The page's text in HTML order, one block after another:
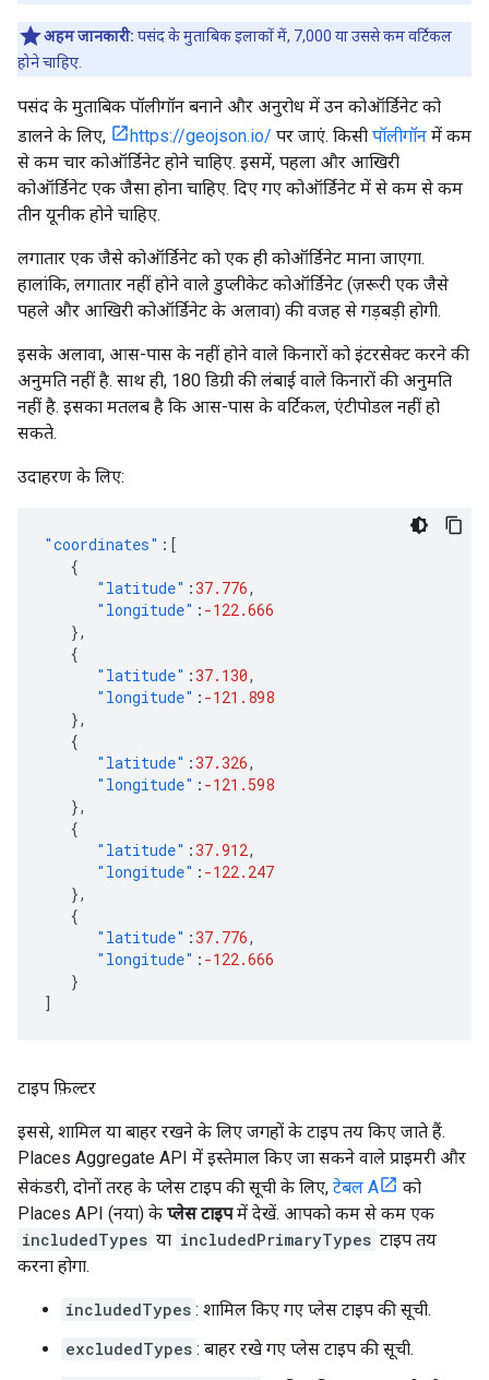
अहम जानकारी: पसंद के मुताबिक इलाकों में, 7,000 या उससे कम वर्टिकल
होने चाहिए.
पसंद के मुताबिक पॉलीगॉन बनाने और अनुरोध में उन कोऑर्डिनेट को
डालने के लिए,
https://geojson.io/ पर जाएं. किसी पॉलीगॉन में कम
से कम चार कोऑर्डिनेट होने चाहिए. इसमें, पहला और आखिरी
कोऑर्डिनेट एक जैसा होना चाहिए. दिए गए कोऑर्डिनेट में से कम से कम
तीन यूनीक होने चाहिए.
लगातार एक जैसे कोऑर्डिनेट को एक ही कोऑर्डिनेट माना जाएगा.
हालांकि, लगातार नहीं होने वाले डुप्लीकेट कोऑर्डिनेट (ज़रूरी एक जैसे
पहले और आखिरी कोऑर्डिनेट के अलावा) की वजह से गड़बड़ी होगी.
इसके अलावा, आस-पास के नहीं होने वाले किनारों को इंटरसेक्ट करने की
अनुमति नहीं है. साथ ही, 180 डिग्री की लंबाई वाले किनारों की अनुमति
नहीं है. इसका मतलब है कि आस-पास के वर्टिकल, एंटीपोडल नहीं हो
सकते.
उदाहरण के लिए:
"coordinates" :[
{
"latitude" :37.776,
"longitude" : -122.666
},
{
"latitude" :37.130,
"longitude" : -121.898
},
{
"latitude" :37.326,
"longitude" : -121.598
},
{
"latitude" :37.912,
"longitude" : -122.247
},
{
"latitude" :37.776,
"longitude" : -122.666
}
]
टाइप फ़िल्टर
इससे, शामिल या बाहर रखने के लिए जगहों के टाइप तय किए जाते हैं.
Places Aggregate API में इस्तेमाल किए जा सकने वाले प्राइमरी और
सेकंडरी, दोनों तरह के प्लेस टाइप की सूची के लिए, टेबल A
को
Places API (नया) के प्लेस टाइपमें देखें. आपको कम से कम एक
includedTypes या includedPrimaryTypes टाइप तय
करना होगा.
includedTypes : शामिल किए गए प्लेस टाइप की सूची.
excludedTypes : बाहर रखे गए प्लेस टाइप की सूची.